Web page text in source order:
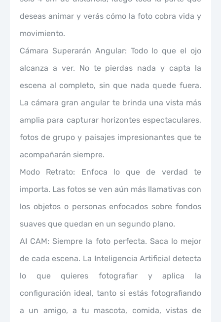
deseas animar y verás cómo la foto cobra vida y
movimiento.
Cámara Superarán Angular: Todo lo que el ojo
alcanza a ver. No te pierdas nada y capta la
escena al completo, sin que nada quede fuera.
La cámara gran angular te brinda una vista más
amplia para capturar horizontes espectaculares,
fotos de grupo y paisajes impresionantes que te
acompañarán siempre.
Modo Retrato: Enfoca lo que de verdad te
importa. Las fotos se ven aún más llamativas con
los objetos o personas enfocados sobre fondos
suaves que quedan en un segundo plano.
AI CAM: Siempre la foto perfecta. Saca lo mejor
de cada escena. La Inteligencia Artificial detecta
lo que quieres fotografiar y aplica la
configuración ideal, tanto si estás fotografiando
a un amigo, a tu mascota, comida, vistas de